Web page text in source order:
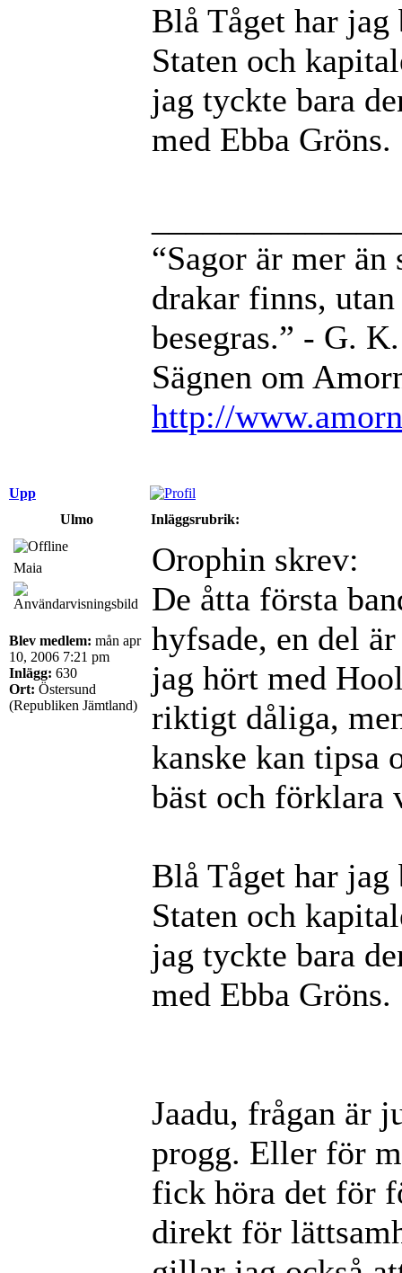
Blå Tåget har
Staten och
jag tyckte bara
med Ebba Gröns.
“Sagor är mer
drakar finns,
besegras.” - G.
Sägnen om
http://
Upp
Ulmo
Inläggsrubrik:
Maia
Blev medlem: mån apr
10, 2006 7:21 pm
Inlägg: 630
Ort: Östersund
(Republiken Jämtland)
Orophin skrev:
De åtta första
hyfsade, en del
jag hört med
riktigt dåliga,
kanske kan tipsa
bäst och förklara
Blå Tåget har
Staten och
jag tyckte bara
med Ebba Gröns.
Jaadu, frågan är
progg. Eller för
fick höra det för
direkt för